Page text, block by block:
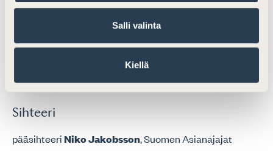
Salli valinta
Kiellä
professori, OTTSeppo Villa
Varajäsenet
Henrik Mattson
asianajaja, varatuomariHanna Räihä-Mäntyharju
Sihteeri
pääsihteeriNiko Jakobsson, Suomen Asianajajat